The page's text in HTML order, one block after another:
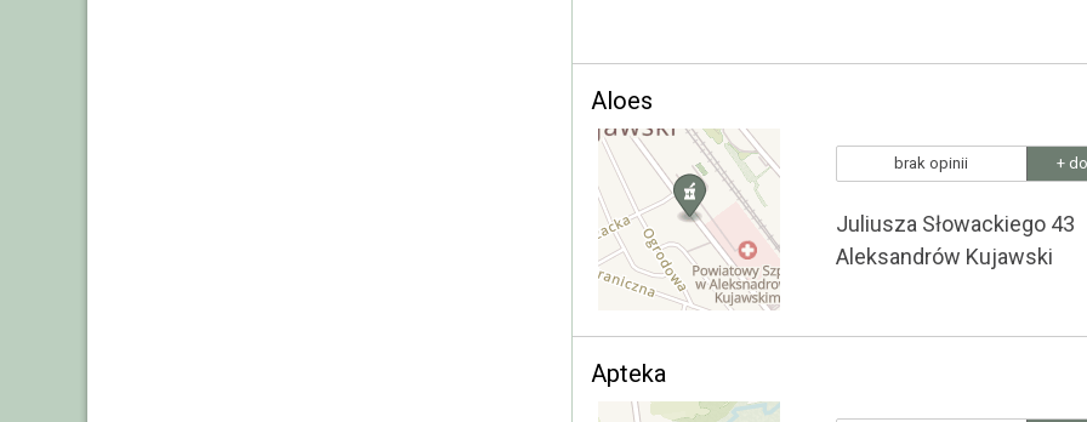
Aloes
brak opinii +
Juliusza Słowackiego 43
Aleksandrów Kujawski
Apteka